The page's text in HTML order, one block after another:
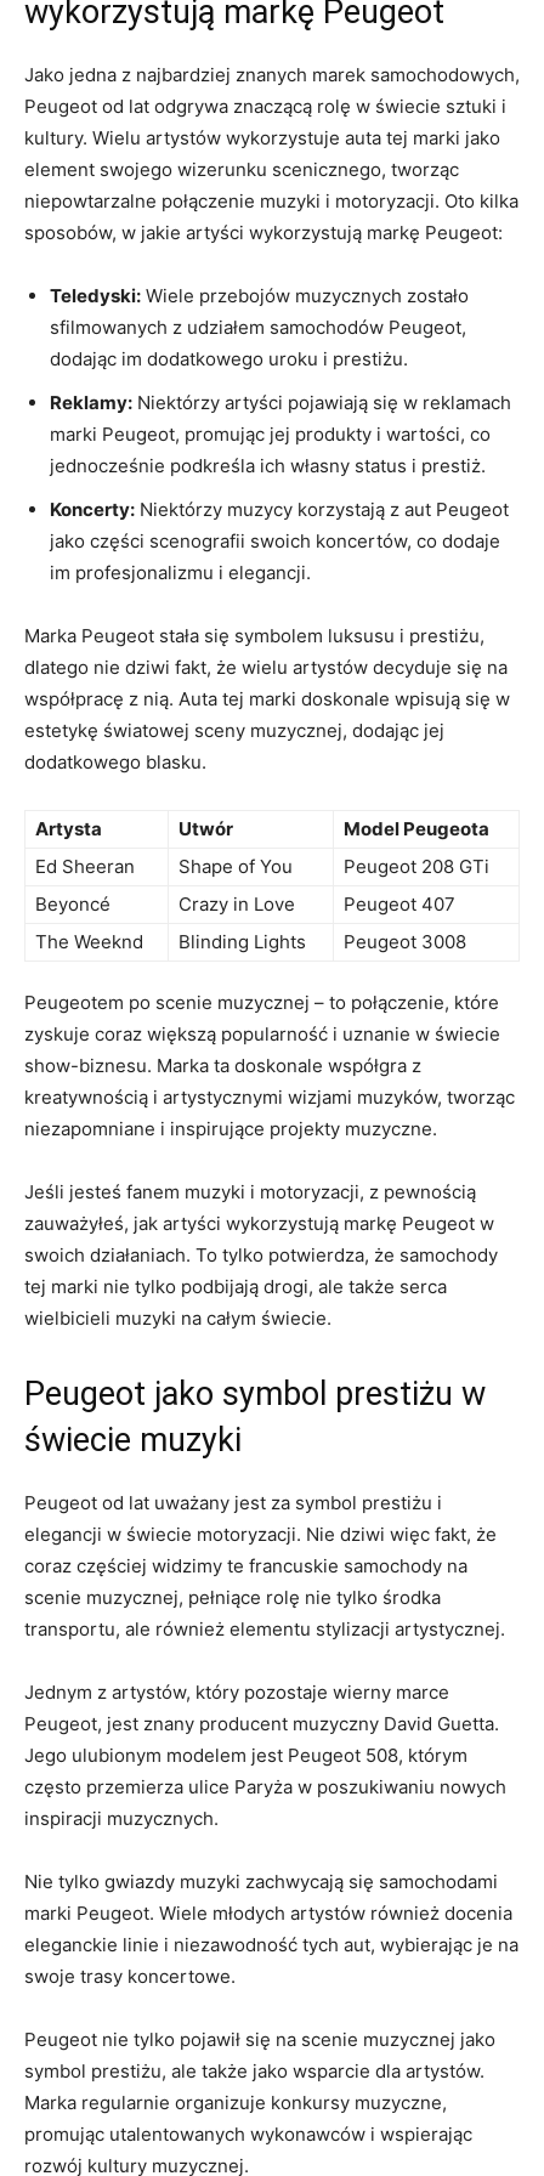
wykorzystują markę Peugeot
Jako jedna z najbardziej znanych marek⁤ samochodowych,
Peugeot od lat odgrywa znaczącą rolę w świecie sztuki i
⁤kultury. Wielu artystów wykorzystuje auta tej marki jako
element swojego wizerunku scenicznego, tworząc
niepowtarzalne połączenie muzyki i motoryzacji. Oto kilka
sposobów, w jakie artyści wykorzystują markę Peugeot:
Teledyski: Wiele przebojów muzycznych zostało
sfilmowanych z ‌udziałem samochodów Peugeot,
dodając im dodatkowego uroku i prestiżu.
Reklamy: Niektórzy⁤ artyści pojawiają się w reklamach
marki Peugeot, ​promując jej ⁣produkty i wartości, co
jednocześnie podkreśla ich własny status ⁢i prestiż.
Koncerty: Niektórzy muzycy korzystają z aut Peugeot
jako części scenografii‌ swoich⁣ koncertów, ​co dodaje
im profesjonalizmu i elegancji.
Marka Peugeot stała się symbolem luksusu i prestiżu,
dlatego nie dziwi ⁤fakt, że wielu artystów decyduje się na
współpracę z nią. Auta⁢ tej⁤ marki doskonale wpisują się w
estetykę światowej sceny muzycznej, dodając jej
dodatkowego blasku.
Artysta Utwór
Model Peugeota
Ed Sheeran
Shape of You
Peugeot 208 GTi
Beyoncé
Crazy in Love
Peugeot 407
The Weeknd
Blinding Lights Peugeot 3008
Peugeotem po scenie muzycznej – to połączenie, które
zyskuje coraz większą popularność i uznanie w świecie
show-biznesu. Marka ta doskonale współgra z
kreatywnością i artystycznymi wizjami muzyków, tworząc
niezapomniane i inspirujące⁣ projekty muzyczne.
Jeśli jesteś fanem muzyki i motoryzacji, z pewnością
zauważyłeś, jak artyści ⁣wykorzystują ​markę Peugeot w
swoich działaniach. ‌To tylko potwierdza, że samochody
tej marki nie tylko podbijają drogi, ale także serca
wielbicieli muzyki na całym świecie.
Peugeot jako symbol prestiżu w
świecie muzyki
Peugeot od lat uważany jest za symbol prestiżu i
elegancji w świecie motoryzacji. Nie dziwi więc‍ fakt,​ że
coraz częściej widzimy⁣ te francuskie samochody na
scenie⁢ muzycznej, pełniące rolę nie tylko środka
transportu, ale również⁣ elementu stylizacji artystycznej.
Jednym z artystów, który pozostaje wierny marce
Peugeot, jest znany producent muzyczny David‌ Guetta.
Jego ulubionym modelem jest Peugeot 508, ⁣którym
często przemierza ‌ulice Paryża w poszukiwaniu nowych
inspiracji muzycznych.
Nie tylko⁤ gwiazdy muzyki ⁤zachwycają ‍się samochodami
marki Peugeot. Wiele młodych​ artystów również docenia
eleganckie linie i niezawodność tych aut, wybierając je na
swoje trasy koncertowe.
Peugeot nie tylko pojawił się na scenie muzycznej jako
symbol prestiżu, ale⁢ także jako wsparcie dla artystów.
Marka regularnie organizuje konkursy muzyczne,
promując utalentowanych wykonawców i wspierając
rozwój kultury muzycznej.